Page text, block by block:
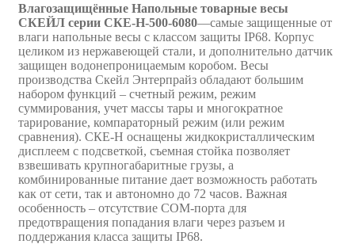
Влагозащищённые Напольные товарные весы
СКЕЙЛ серии СКЕ-Н-500-6080—самые защищенные от
влаги напольные весы с классом защиты IP68. Корпус
целиком из нержавеющей стали, и дополнительно датчик
защищен водонепроницаемым коробом. Весы
производства Скейл Энтерпрайз обладают большим
набором функций – счетный режим, режим
суммирования, учет массы тары и многократное
тарирование, компараторный режим (или режим
сравнения). СКЕ-Н оснащены жидкокристаллическим
дисплеем с подсветкой, съемная стойка позволяет
взвешивать крупногабаритные грузы, а
комбинированные питание дает возможность работать
как от сети, так и автономно до 72 часов. Важная
особенность – отсутствие COM-порта для
предотвращения попадания влаги через разъем и
поддержания класса защиты IP68.